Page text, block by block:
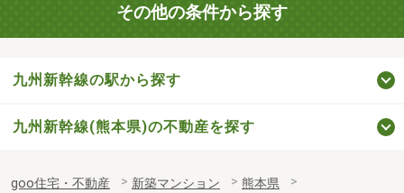
その他の条件から探す
九州新幹線の駅から探す
九州新幹線(熊本県)の不動産を探す
goo住宅・不動産 新築マンション
熊本県